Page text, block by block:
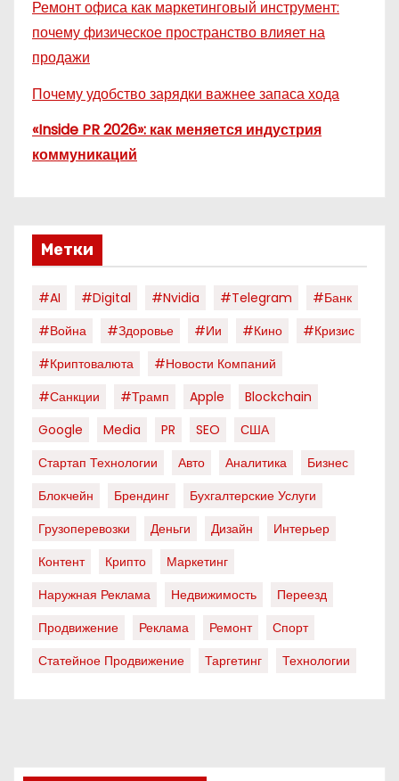
Ремонт офиса как маркетинговый инструмент:
почему физическое пространство влияет на
продажи
Почему удобство зарядки важнее запаса хода
«Inside PR 2026»: как меняется индустрия
коммуникаций
Метки
#AI #digital #nvidia #telegram
#банк
#война
#здоровье #ии #кино
#кризис
#криптовалюта
#новости Компаний
#санкции
#трамп Apple
Blockchain
Google
Media PR SEO
США
Стартап Технологии
Авто Аналитика
Бизнес
Блокчейн
Брендинг
Бухгалтерские Услуги
Грузоперевозки
Деньги Дизайн
Интерьер
Контент
Крипто
Маркетинг
Наружная Реклама
Недвижимость
Переезд
Продвижение
Реклама Ремонт
Спорт
Статейное Продвижение
Таргетинг Технологии